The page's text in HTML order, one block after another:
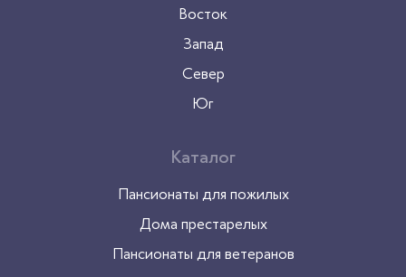
Восток
Запад
Север
Юг
Каталог
Пансионаты для пожилых
Дома престарелых
Пансионаты для ветеранов